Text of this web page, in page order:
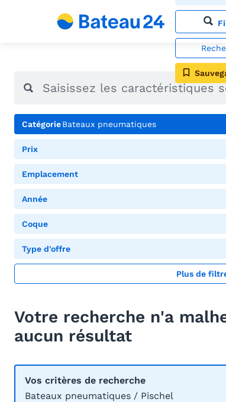
CatégorieBateaux pneumatiques
Prix
Emplacement
Année
Coque
Type d'offre
Plus de
Votre recherche n'a
aucun résultat
Vos critères de recherche
Bateaux pneumatiques / Pischel